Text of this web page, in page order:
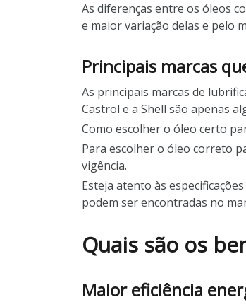
As diferenças entre os óleos
e maior variação delas e pelo
Principais marcas
As principais marcas de
Castrol e a Shell são apenas
Como escolher o óleo certo
Para escolher o óleo correto
vigência.
Esteja atento às
podem ser encontradas no
Quais são os
Maior eficiência